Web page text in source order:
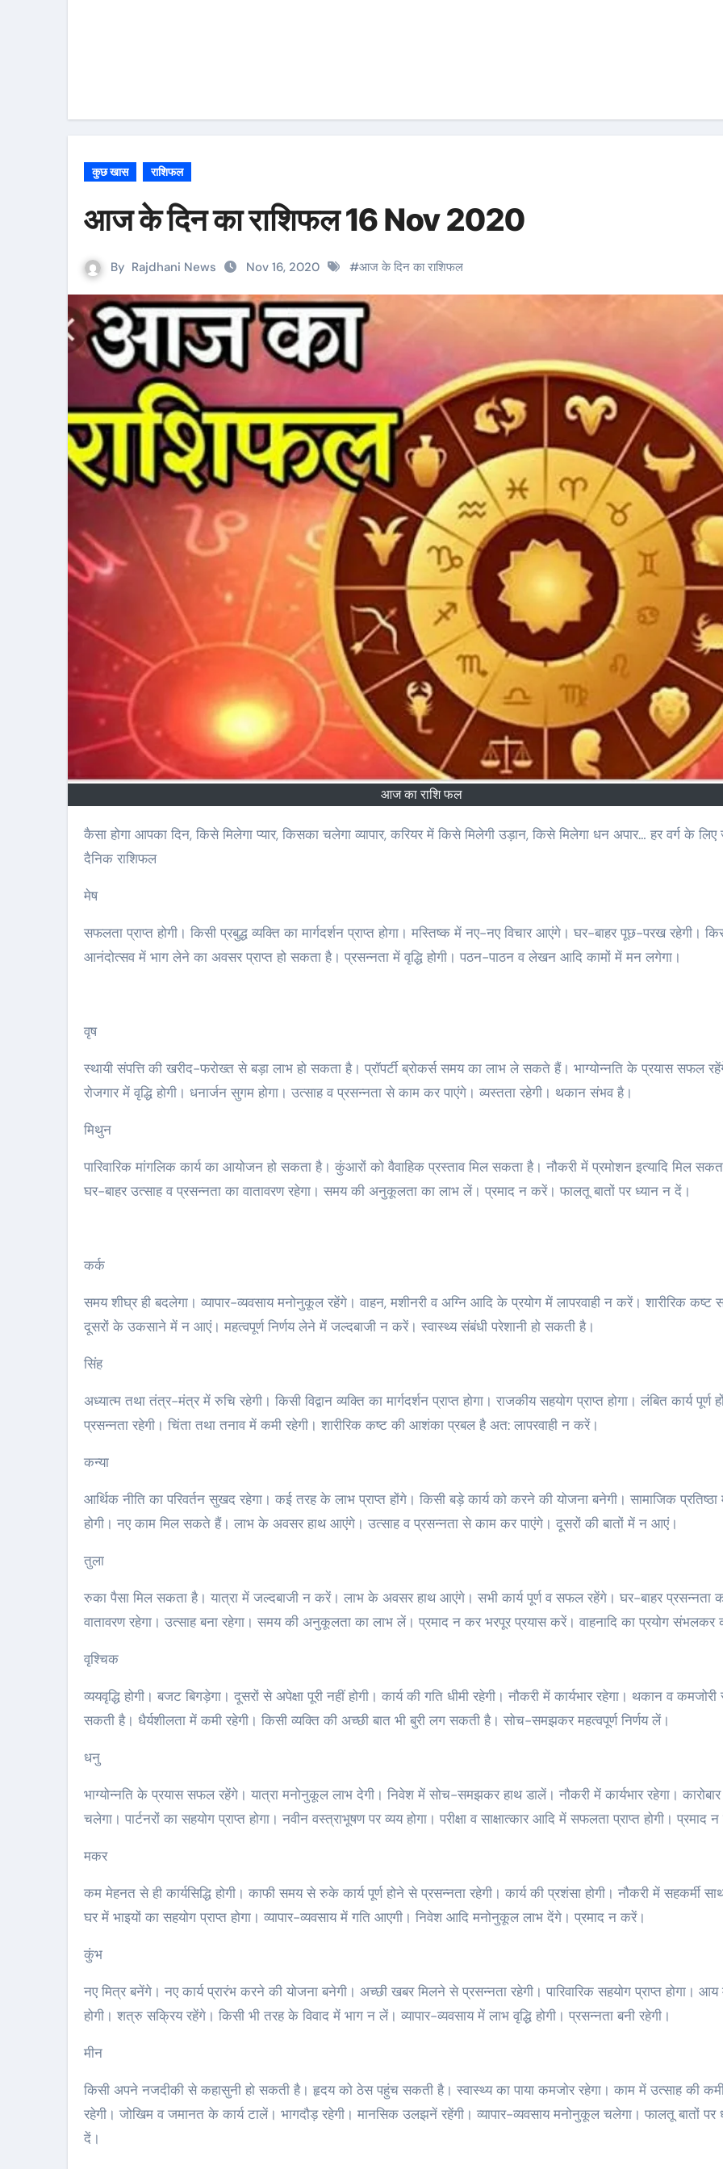
कुछ खास राशिफल
आज के दिन का राशिफल 16 Nov 2020
By Rajdhani News Nov 16, 2020 #आज के दिन का राशिफल
आज का राशि फल
कैसा होगा आपका दिन, किसे मिलेगा प्यार, किसका चलेगा व्यापार, करियर में किसे मिलेगी उड़ान, किसे मिलेगा धन अपार… हर वर्ग के लिए जानिए
दैनिक राशिफल
मेष
सफलता प्राप्त होगी। किसी प्रबुद्ध व्यक्ति का मार्गदर्शन प्राप्त होगा। मस्तिष्क में नए-नए विचार आएंगे। घर-बाहर पूछ-परख रहेगी।
आनंदोत्सव में भाग लेने का अवसर प्राप्त हो सकता है। प्रसन्नता में वृद्धि होगी। पठन-पाठन व लेखन आदि कामों में मन लगेगा।
वृष
स्थायी संपत्ति की खरीद-फरोख्त से बड़ा लाभ हो सकता है। प्रॉपर्टी ब्रोकर्स समय का लाभ ले सकते हैं। भाग्योन्नति के प्रयास सफल
रोजगार में वृद्धि होगी। धनार्जन सुगम होगा। उत्साह व प्रसन्नता से काम कर पाएंगे। व्यस्तता रहेगी। थकान संभव है।
मिथुन
पारिवारिक मांगलिक कार्य का आयोजन हो सकता है। कुंआरों को वैवाहिक प्रस्ता‍व मिल सकता है। नौकरी में प्रमोशन इत्यादि मिल
घर-बाहर उत्साह व प्रसन्नता का वातावरण रहेगा। समय की अनुकूलता का लाभ लें। प्रमाद न करें। फालतू बातों पर ध्यान न दें।
कर्क
समय शीघ्र ही बदलेगा। व्यापार-व्यवसाय मनोनुकूल रहेंगे। वाहन, मशीनरी व अग्नि आदि के प्रयोग में लापरवाही न करें। शारीरिक कष्ट
दूसरों के उकसाने में न आएं। महत्वपूर्ण निर्णय लेने में जल्दबाजी न करें। स्वास्थ्य संबंधी परेशानी हो सकती है।
सिंह
अध्यात्म तथा तंत्र-मंत्र में रुचि रहेगी। किसी विद्वान व्यक्ति का मार्गदर्शन प्राप्त होगा। राजकीय सहयोग प्राप्त होगा। लंबित कार्य पूर्ण
प्रसन्नता रहेगी। चिंता तथा तनाव में कमी रहेगी। शारीरिक कष्ट की आशंका प्रबल है अत: लापरवाही न करें।
कन्या
आर्थिक नीति का परिवर्तन सुखद रहेगा। कई तरह के लाभ प्राप्त होंगे। किसी बड़े कार्य को करने की योजना बनेगी। सामाजिक प्रतिष्ठा
होगी। नए काम मिल सकते हैं। लाभ के अवसर हाथ आएंगे। उत्साह व प्रसन्नता से काम कर पाएंगे। दूसरों की बातों में न आएं।
तुला
रुका पैसा मिल सकता है। यात्रा में जल्दबाजी न करें। लाभ के अवसर हाथ आएंगे। सभी कार्य पूर्ण व सफल रहेंगे। घर-बाहर प्रसन्नता
वातावरण रहेगा। उत्साह बना रहेगा। समय की अनुकूलता का लाभ लें। प्रमाद न कर भरपूर प्रयास करें। वाहनादि का प्रयोग संभलकर
वृश्चिक
व्ययवृद्धि होगी। बजट बिगड़ेगा। दूसरों से अपेक्षा पूरी नहीं होगी। कार्य की गति धीमी रहेगी। नौकरी में कार्यभार रहेगा। थकान व कमजोरी
सकती है। धैर्यशीलता में कमी रहेगी। किसी व्यक्ति की अच्छी बात भी बुरी लग सकती है। सोच-समझकर महत्वपूर्ण निर्णय लें।
धनु
भाग्योन्नति के प्रयास सफल रहेंगे। यात्रा मनोनुकूल लाभ देगी। निवेश में सोच-समझकर हाथ डालें। नौकरी में कार्यभार रहेगा।
चलेगा। पार्टनरों का सहयोग प्राप्त होगा। नवीन वस्त्राभूषण पर व्यय होगा। परीक्षा व साक्षात्कार आदि में सफलता प्राप्त होगी। प्रमाद
मकर
कम मेहनत से ही कार्यसिद्धि होगी। काफी समय से रुके कार्य पूर्ण होने से प्रसन्नता रहेगी। कार्य की प्रशंसा होगी। नौकरी में सहकर्मी
घर में भाइयों का सहयोग प्राप्त होगा। व्यापार-व्यवसाय में गति आएगी। निवेश आदि मनोनुकूल लाभ देंगे। प्रमाद न करें।
कुंभ
नए मित्र बनेंगे। नए कार्य प्रारंभ करने की योजना बनेगी। अच्‍छी खबर मिलने से प्रसन्नता रहेगी। पारिवारिक सहयोग प्राप्त होगा। आय
होगी। शत्रु सक्रिय रहेंगे। किसी भी तरह के विवाद में भाग न लें। व्यापार-व्यवसाय में लाभ वृद्धि होगी। प्रसन्नता बनी रहेगी।
मीन
किसी अपने नजदीकी से कहासुनी हो सकती है। हृदय को ठेस पहुंच सकती है। स्वास्थ्य का पाया कमजोर रहेगा। काम में उत्साह की
रहेगी। जोखिम व जमानत के कार्य टालें। भागदौड़ रहेगी। मानसिक उलझनें रहेंगी। व्यापार-व्यवसाय मनोनुकूल चलेगा। फालतू बातों पर
दें।